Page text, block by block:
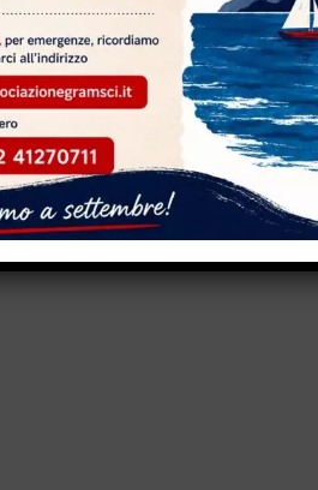
, volontari e soci del
soccorso pediatrico e il
Salute, cittadinanza,
“Progetti per la
SUCCESSIVO
TORINO CINEMA CENTRALE